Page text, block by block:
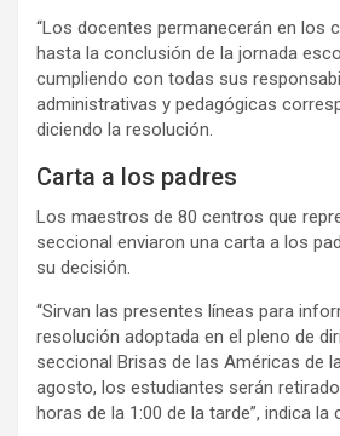
“Los docentes permanecerán en los
hasta la conclusión de la jornada
cumpliendo con todas sus
administrativas y pedagógicas
diciendo la resolución.
Carta a los padres
Los maestros de 80 centros que
seccional enviaron una carta a los
su decisión.
“Sirvan las presentes líneas para
resolución adoptada en el pleno de
seccional Brisas de las Américas de
agosto, los estudiantes serán
horas de la 1:00 de la tarde”, indica la